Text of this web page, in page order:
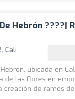
Hebrón ????|
Cali
ubicada en
de las flores en
creación de ramos